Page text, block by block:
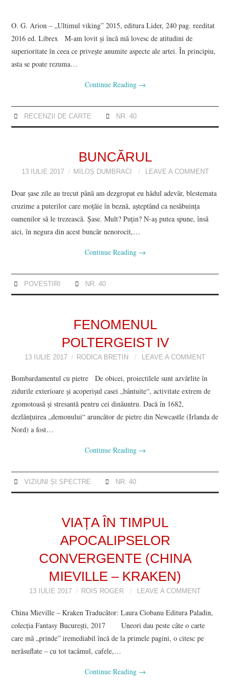
PROFIL
ESEU
NUMĂRUL 48 /
MARTIE 2018
NUMĂRUL 49 /
O. G. Arion – „Ultimul viking” 2015, editura Lider, 240 pag. reeditat
2016 ed. Librex M-am lovit şi încă mă lovesc de atitudini de
superioritate în ceea ce priveşte anumite aspecte ale artei. În principiu,
asta se poate rezuma…
Continue Reading →
RECENZII DE CARTE NR. 40
BUNCĂRUL
13 IULIE 2017 MILOȘ DUMBRACI LEAVE A COMMENT
Doar șase zile au trecut până am dezgropat eu hâdul adevăr, blestemata
cruzime a puterilor care moțăie în beznă, așteptând ca nesăbuința
oamenilor să le trezească. Șase. Mult? Puțin? N-aș putea spune, însă
aici, în negura din acest buncăr nenorocit,…
Continue Reading →
POVESTIRI NR. 40
FENOMENUL
POLTERGEIST IV
13 IULIE 2017 RODICA BRETIN LEAVE A COMMENT
Bombardamentul cu pietre De obicei, proiectilele sunt azvârlite în
zidurile exterioare şi acoperişul casei „bântuite“, activitate extrem de
zgomotoasă şi stresantă pentru cei dinăuntru. Dacă în 1682,
dezlănţuirea „demonului“ aruncător de pietre din Newcastle (Irlanda de
Nord) a fost…
Continue Reading →
VIZIUNI ȘI SPECTRE NR. 40
VIAȚA ÎN TIMPUL
APOCALIPSELOR
CONVERGENTE (CHINA
MIEVILLE – KRAKEN)
13 IULIE 2017 ROIS ROGER LEAVE A COMMENT
China Mieville – Kraken Traducător: Laura Ciobanu Editura Paladin,
colecția Fantasy București, 2017 Uneori dau peste câte o carte
care mă „prinde” iremediabil încă de la primele pagini, o citesc pe
nerăsuflate – cu tot tacâmul, cafele,…
Continue Reading →